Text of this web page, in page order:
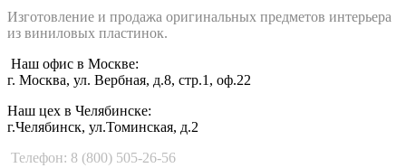
Изготовление и продажа оригинальных предметов интерьера
из виниловых пластинок.
Наш офис в Москве:
г. Москва, ул. Вербная, д.8, стр.1, оф.22
Наш цех в Челябинске:
г.Челябинск, ул.Томинская, д.2
Телефон: 8 (800) 505-26-56